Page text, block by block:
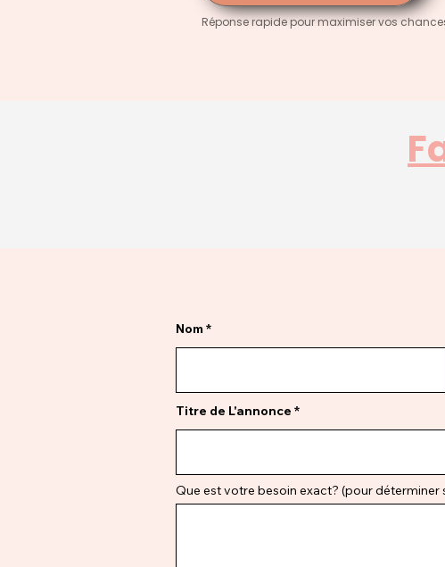
Réponse rapide pour maximiser vos
Nom
Titre de L'annonce
Que est votre besoin exact? (pour